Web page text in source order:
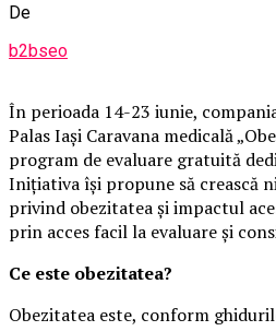
De
b2bseo
În perioada 14-23 iunie,
Palas Iași Caravana medicală
program de evaluare gratuită
Inițiativa își propune să crească
privind obezitatea și impactul
prin acces facil la evaluare și
Ce este obezitatea?
Obezitatea este, conform